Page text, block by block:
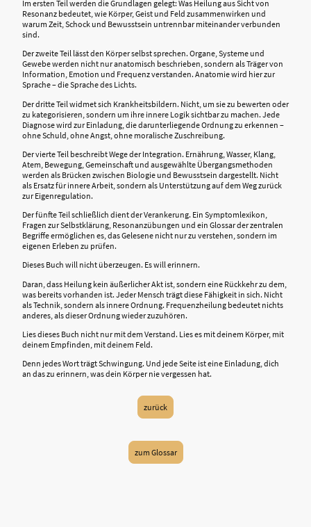
Im ersten Teil werden die Grundlagen gelegt: Was Heilung aus Sicht von
Resonanz bedeutet, wie Körper, Geist und Feld zusammenwirken und
warum Zeit, Schock und Bewusstsein untrennbar miteinander verbunden
sind.
Der zweite Teil lässt den Körper selbst sprechen. Organe, Systeme und
Gewebe werden nicht nur anatomisch beschrieben, sondern als Träger von
Information, Emotion und Frequenz verstanden. Anatomie wird hier zur
Sprache – die Sprache des Lichts.
Der dritte Teil widmet sich Krankheitsbildern. Nicht, um sie zu bewerten oder
zu kategorisieren, sondern um ihre innere Logik sichtbar zu machen. Jede
Diagnose wird zur Einladung, die darunterliegende Ordnung zu erkennen –
ohne Schuld, ohne Angst, ohne moralische Zuschreibung.
Der vierte Teil beschreibt Wege der Integration. Ernährung, Wasser, Klang,
Atem, Bewegung, Gemeinschaft und ausgewählte Übergangsmethoden
werden als Brücken zwischen Biologie und Bewusstsein dargestellt. Nicht
als Ersatz für innere Arbeit, sondern als Unterstützung auf dem Weg zurück
zur Eigenregulation.
Der fünfte Teil schließlich dient der Verankerung. Ein Symptomlexikon,
Fragen zur Selbstklärung, Resonanzübungen und ein Glossar der zentralen
Begriffe ermöglichen es, das Gelesene nicht nur zu verstehen, sondern im
eigenen Erleben zu prüfen.
Dieses Buch will nicht überzeugen. Es will erinnern.
Daran, dass Heilung kein äußerlicher Akt ist, sondern eine Rückkehr zu dem,
was bereits vorhanden ist. Jeder Mensch trägt diese Fähigkeit in sich. Nicht
als Technik, sondern als innere Ordnung. Frequenzheilung bedeutet nichts
anderes, als dieser Ordnung wieder zuzuhören.
Lies dieses Buch nicht nur mit dem Verstand. Lies es mit deinem Körper, mit
deinem Empfinden, mit deinem Feld.
Denn jedes Wort trägt Schwingung. Und jede Seite ist eine Einladung, dich
an das zu erinnern, was dein Körper nie vergessen hat.
zurück
zum Glossar